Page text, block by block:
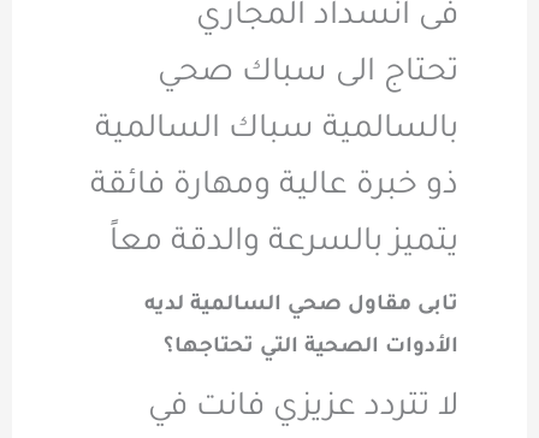
فى انسداد المجاري
تحتاج الى سباك صحي
بالسالمية سباك السالمية
ذو خبرة عالية ومهارة فائقة
يتميز بالسرعة والدقة معاً
تابى مقاول صحي السالمية لديه
الأدوات الصحية التي تحتاجها؟
لا تتردد عزيزي فانت في